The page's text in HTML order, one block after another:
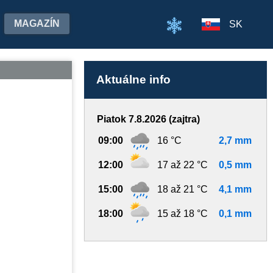
MAGAZÍN SK
Aktuálne info
Piatok 7.8.2026 (zajtra)
09:00 16 °C 2,7 mm
12:00 17 až 22 °C 0,5 mm
15:00 18 až 21 °C 4,1 mm
18:00 15 až 18 °C 0,1 mm